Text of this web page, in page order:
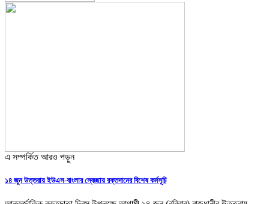
এ সম্পর্কিত আরও পড়ুন
১৪ জুন উত্তরায় ইউএস-বাংলার স্বেচ্ছায় রক্তদানের বিশেষ কর্মসূচি